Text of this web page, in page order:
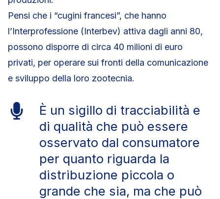
Pensi che i “cugini francesi”, che hanno
l’Interprofessione (Interbev) attiva dagli anni 80,
possono disporre di circa 40 milioni di euro
privati, per operare sui fronti della comunicazione
e sviluppo della loro zootecnia.
È un sigillo di tracciabilità e
di qualità che può essere
osservato dal consumatore
per quanto riguarda la
distribuzione piccola o
grande che sia, ma che può